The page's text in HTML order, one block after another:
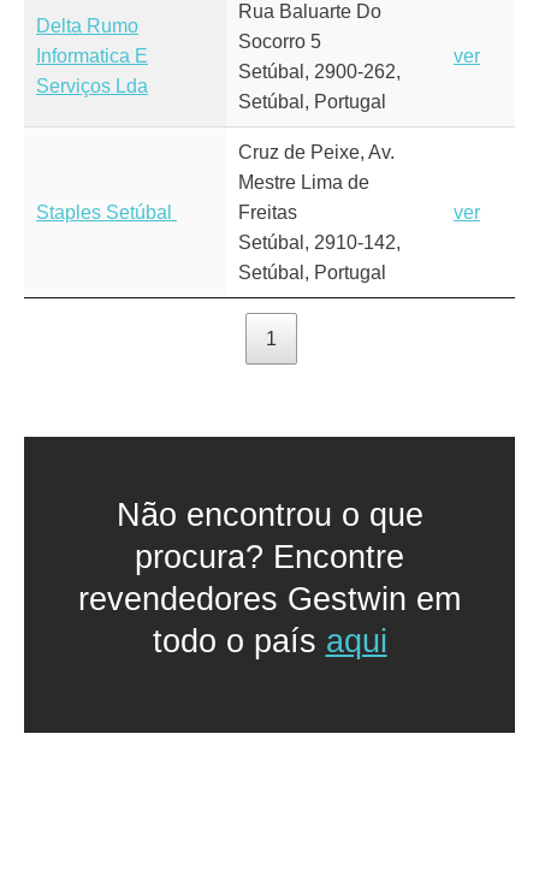
Delta Rumo
Informatica E
Serviços Lda
Rua Baluarte Do
Socorro 5
Setúbal, 2900-262,
Setúbal, Portugal
ver
Staples Setúbal
Cruz de Peixe, Av.
Mestre Lima de
Freitas
Setúbal, 2910-142,
Setúbal, Portugal
ver
1
Não encontrou o que
procura? Encontre
revendedores Gestwin em
todo o país aqui